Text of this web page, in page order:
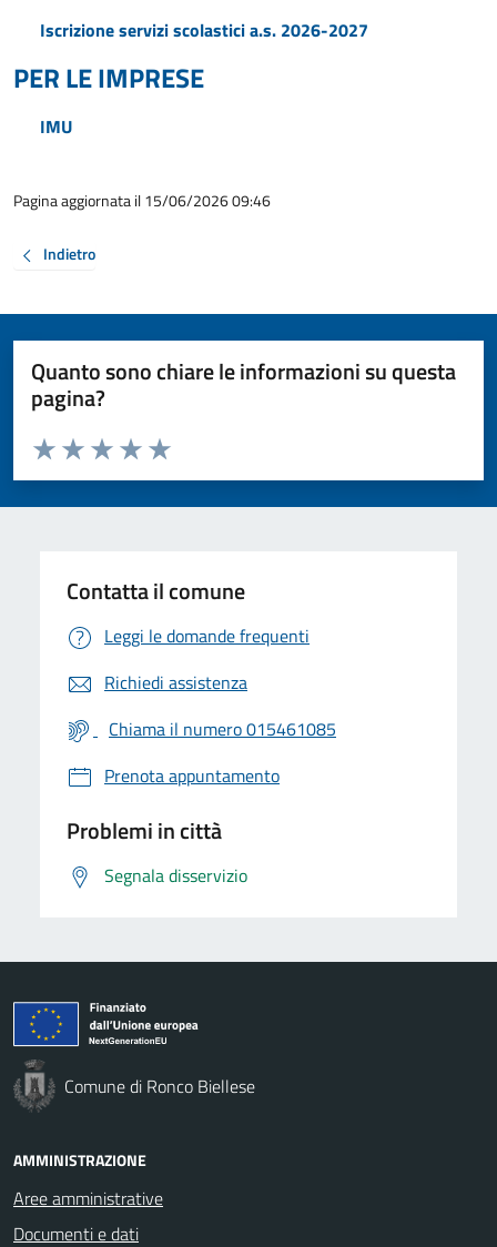
Iscrizione servizi scolastici a.s. 2026-2027
PER LE IMPRESE
IMU
Pagina aggiornata il 15/06/2026 09:46
Indietro
Quanto sono chiare le informazioni su questa
pagina?
Valuta da 1 a 5 stelle la pagina
Valuta 5 stelle su 5
Valuta 4 stelle su 5
Valuta 3 stelle su 5
Valuta 2 stelle su 5
Valuta 1 stelle su 5
Contatta il comune
Leggi le domande frequenti
Richiedi assistenza
Chiama il numero 015461085
Prenota appuntamento
Problemi in città
Segnala disservizio
Comune di Ronco Biellese
AMMINISTRAZIONE
Aree amministrative
Documenti e dati